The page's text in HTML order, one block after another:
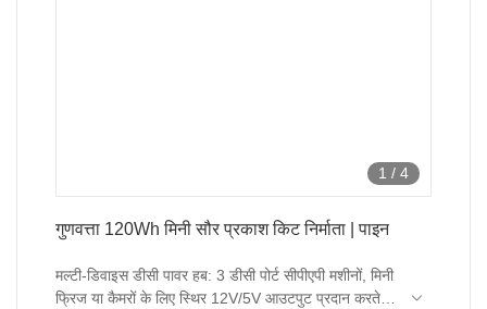
1 / 4
गुणवत्ता 120Wh मिनी सौर प्रकाश किट निर्माता | पाइन
मल्टी-डिवाइस डीसी पावर हब: 3 डीसी पोर्ट सीपीएपी मशीनों, मिनी
फ्रिज या कैमरों के लिए स्थिर 12V/5V आउटपुट प्रदान करते हैं,